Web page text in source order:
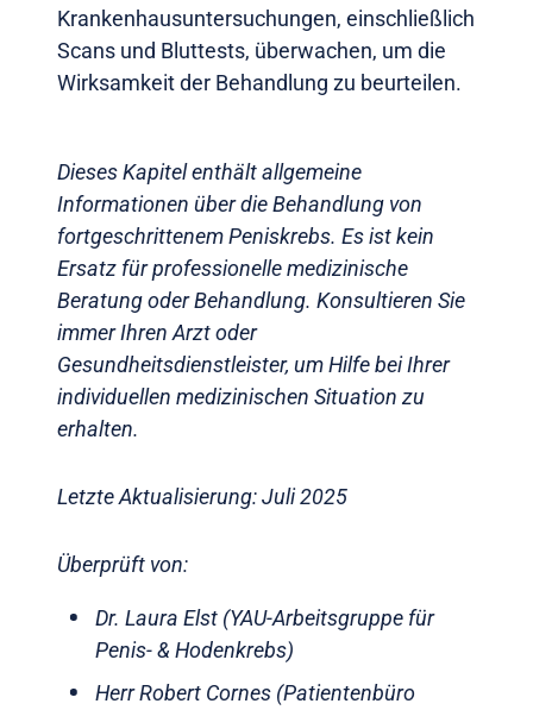
Krankenhausuntersuchungen, einschließlich
Scans und Bluttests, überwachen, um die
Wirksamkeit der Behandlung zu beurteilen.
Dieses Kapitel enthält allgemeine
Informationen über die Behandlung von
fortgeschrittenem Peniskrebs. Es ist kein
Ersatz für professionelle medizinische
Beratung oder Behandlung. Konsultieren Sie
immer Ihren Arzt oder
Gesundheitsdienstleister, um Hilfe bei Ihrer
individuellen medizinischen Situation zu
erhalten.
Letzte Aktualisierung: Juli 2025
Überprüft von:
Dr. Laura Elst (YAU-Arbeitsgruppe für
Penis- & Hodenkrebs)
Herr Robert Cornes (Patientenbüro